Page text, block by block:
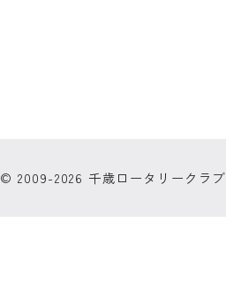
© 2009-2026 千歳ロータリークラブ